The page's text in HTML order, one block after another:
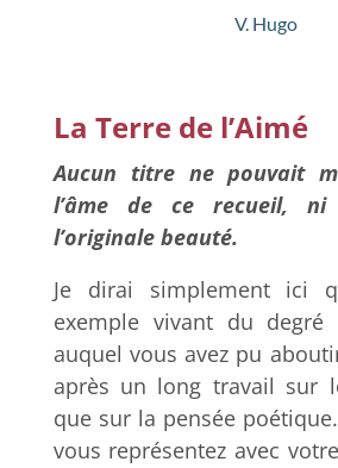
V. Hugo
La Terre de l’Aimé
Aucun titre ne pouvait
l’âme de ce recueil, ni
l’originale beauté.
Je dirai simplement ici
exemple vivant du degré
auquel vous avez pu
après un long travail sur
que sur la pensée
vous représentez avec